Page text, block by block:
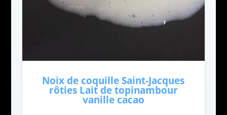
Noix de coquille Saint-Jacques
rôties Lait de topinambour
vanille cacao